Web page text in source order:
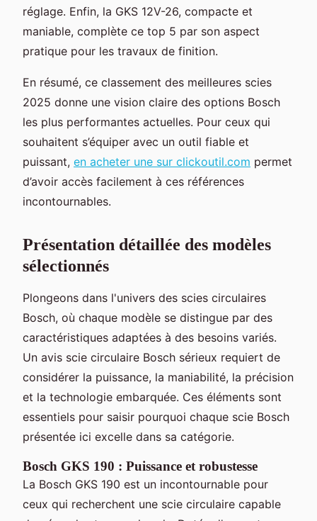
réglage. Enfin, la GKS 12V-26, compacte et
maniable, complète ce top 5 par son aspect
pratique pour les travaux de finition.
En résumé, ce classement des meilleures scies
2025 donne une vision claire des options Bosch
les plus performantes actuelles. Pour ceux qui
souhaitent s’équiper avec un outil fiable et
puissant, en acheter une sur clickoutil.com permet
d’avoir accès facilement à ces références
incontournables.
Présentation détaillée des modèles
sélectionnés
Plongeons dans l'univers des scies circulaires
Bosch, où chaque modèle se distingue par des
caractéristiques adaptées à des besoins variés.
Un avis scie circulaire Bosch sérieux requiert de
considérer la puissance, la maniabilité, la précision
et la technologie embarquée. Ces éléments sont
essentiels pour saisir pourquoi chaque scie Bosch
présentée ici excelle dans sa catégorie.
Bosch GKS 190 : Puissance et robustesse
La Bosch GKS 190 est un incontournable pour
ceux qui recherchent une scie circulaire capable